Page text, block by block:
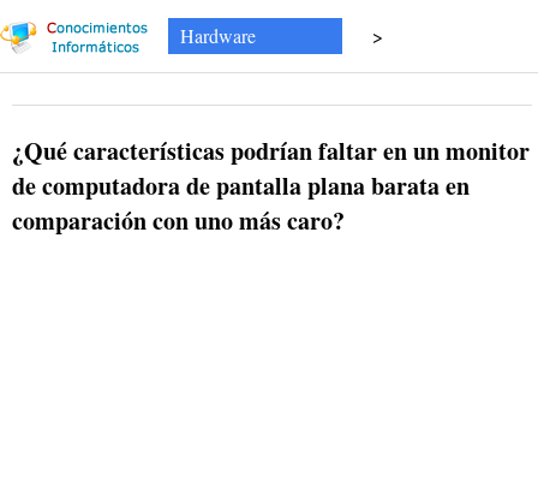
Hardware >
¿Qué características podrían faltar en un monitor
de computadora de pantalla plana barata en
comparación con uno más caro?